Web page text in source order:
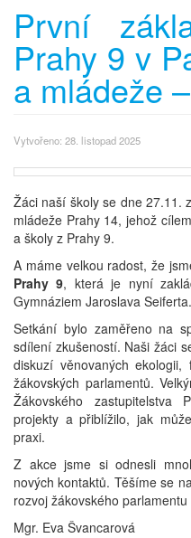
První
Prahy 9 v
a mládeže
Vytvořeno: 28. listopad 2025
Žáci naší školy se dne 27.11.
mládeže Prahy 14, jehož
a školy z Prahy 9.
A máme velkou radost, že
Prahy 9, která je nyní
Gymnáziem Jaroslava Seiferta.
Setkání bylo zaměřeno na
sdílení zkušeností. Naši žáci
diskuzí věnovaných
žákovských parlamentů.
Žákovského
projekty a přiblížilo, jak
praxi.
Z akce jsme si odnesli
nových kontaktů. Těšíme se
rozvoj žákovského
Mgr. Eva Švancarová